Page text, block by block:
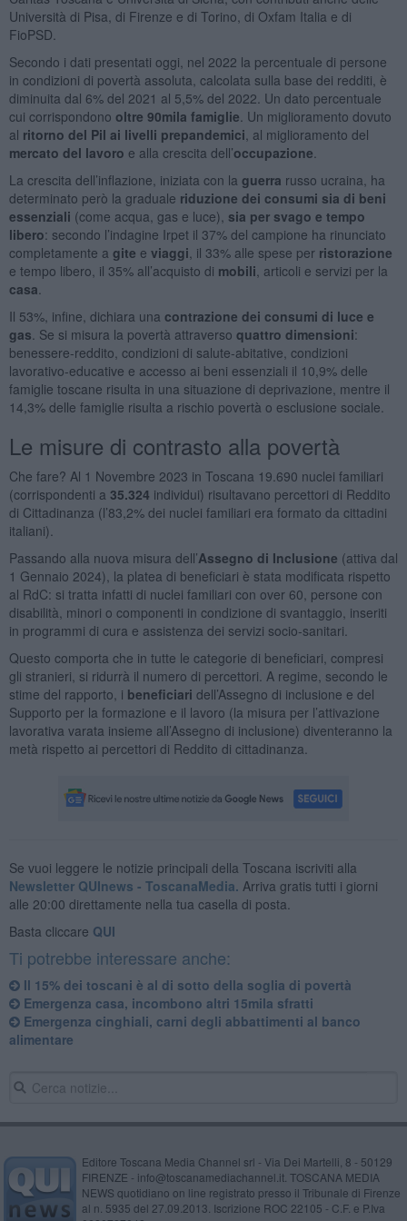
Università di Pisa, di Firenze e di Torino, di Oxfam Italia e di
FioPSD.
Secondo i dati presentati oggi, nel 2022 la percentuale di persone
in condizioni di povertà assoluta, calcolata sulla base dei redditi, è
diminuita dal 6% del 2021 al 5,5% del 2022. Un dato percentuale
cui corrispondono oltre 90mila famiglie . Un miglioramento dovuto
al ritorno del Pil ai livelli prepandemici , al miglioramento del
mercato del lavoro e alla crescita dell’occupazione
La crescita dell’inflazione, iniziata con la guerra russo ucraina, ha
determinato però la graduale riduzione dei consumi sia di beni
essenziali (come acqua, gas e luce), sia per svago e tempo
libero: secondo l’indagine Irpet il 37% del campione ha rinunciato
completamente a gite e viaggi , il 33% alle spese per ristorazione
e tempo libero, il 35% all’acquisto di mobili , articoli e servizi per la
casa
Il 53%, infine, dichiara una contrazione dei consumi di luce e
gas . Se si misura la povertà attraverso quattro dimensioni:
benessere-reddito, condizioni di salute-abitative, condizioni
lavorativo-educative e accesso ai beni essenziali il 10,9% delle
famiglie toscane risulta in una situazione di deprivazione, mentre il
14,3% delle famiglie risulta a rischio povertà o esclusione sociale.
Le misure di contrasto alla povertà
Che fare? Al 1 Novembre 2023 in Toscana 19.690 nuclei familiari
(corrispondenti a 35.324 individui) risultavano percettori di Reddito
di Cittadinanza (l’83,2% dei nuclei familiari era formato da cittadini
italiani).
Passando alla nuova misura dell’Assegno di Inclusione (attiva dal
1 Gennaio 2024), la platea di beneficiari è stata modificata rispetto
al RdC: si tratta infatti di nuclei familiari con over 60, persone con
disabilità, minori o componenti in condizione di svantaggio, inseriti
in programmi di cura e assistenza dei servizi socio-sanitari.
Questo comporta che in tutte le categorie di beneficiari, compresi
gli stranieri, si ridurrà il numero di percettori. A regime, secondo le
stime del rapporto, i beneficiari dell’Assegno di inclusione e del
Supporto per la formazione e il lavoro (la misura per l’attivazione
lavorativa varata insieme all’Assegno di inclusione) diventeranno la
metà rispetto ai percettori di Reddito di cittadinanza.
Se vuoi leggere le notizie principali della Toscana iscriviti alla
Newsletter QUInews - ToscanaMedia. Arriva gratis tutti i giorni
alle 20:00 direttamente nella tua casella di posta.
Basta cliccare QUI
Ti potrebbe interessare anche:
​Il 15% dei toscani è al di sotto della soglia di povertà
Emergenza casa, incombono altri 15mila sfratti
Emergenza cinghiali, carni degli abbattimenti al banco
alimentare
Editore Toscana Media Channel srl - Via Dei Martelli, 8 - 50129
FIRENZE - info@toscanamediachannel.it. TOSCANA MEDIA
NEWS quotidiano on line registrato presso il Tribunale di Firenze
al n. 5935 del 27.09.2013. Iscrizione ROC 22105 - C.F. e P.Iva